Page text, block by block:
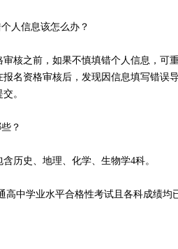
人信息该怎么办？
之前，如果不慎填错个人信息，可
名资格审核后，发现因信息填写错误
。
？
史、地理、化学、生物学4科。
中学业水平合格性考试且各科成绩均